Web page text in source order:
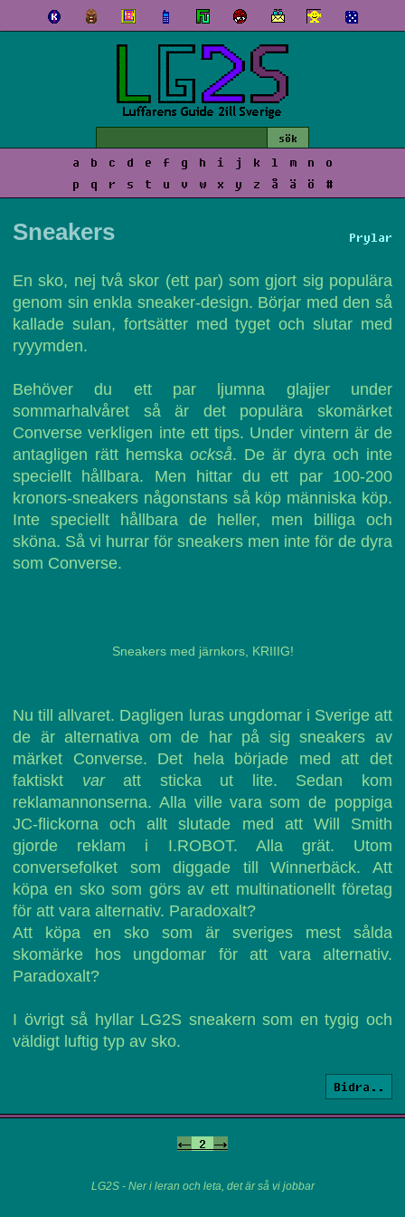
a b c d e f g h i j k l m n
o
p
q r s t u v w x y z å ä ö #
Prylar
Sneakers
En sko, nej två skor (ett par) som gjort sig populära
genom sin enkla sneaker-design. Börjar med den så
kallade sulan, fortsätter med tyget och slutar med
ryyymden.
Behöver du ett par ljumna glajjer under
sommarhalvåret så är det populära skomärket
Converse verkligen inte ett tips. Under vintern är de
antagligen rätt hemska också. De är dyra och inte
speciellt hållbara. Men hittar du ett par 100-200
kronors-sneakers någonstans så köp människa köp.
Inte speciellt hållbara de heller, men billiga och
sköna. Så vi hurrar för sneakers men inte för de dyra
som Converse.
Sneakers med järnkors, KRIIIG!
Nu till allvaret. Dagligen luras ungdomar i Sverige att
de är alternativa om de har på sig sneakers av
märket Converse. Det hela började med att det
faktiskt varatt sticka ut lite. Sedan kom
reklamannonserna. Alla ville vara som de poppiga
JC-flickorna och allt slutade med att Will Smith
gjorde reklam i I.ROBOT. Alla grät. Utom
conversefolket som diggade till Winnerbäck. Att
köpa en sko som görs av ett multinationellt företag
för att vara alternativ. Paradoxalt?
Att köpa en sko som är sveriges mest sålda
skomärke hos ungdomar för att vara alternativ.
Paradoxalt?
I övrigt så hyllar LG2S sneakern som en tygig och
väldigt luftig typ av sko.
Bidra..
<- 2 ->
LG2S - Ner i leran och leta, det är så vi jobbar